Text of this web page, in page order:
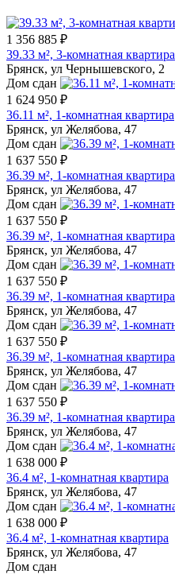
1 356 885 ₽
39.33 м², 3-комнатная квартира
Брянск, ул Чернышевского, 2
Дом сдан
1 624 950 ₽
36.11 м², 1-комнатная квартира
Брянск, ул Желябова, 47
Дом сдан
1 637 550 ₽
36.39 м², 1-комнатная квартира
Брянск, ул Желябова, 47
Дом сдан
1 637 550 ₽
36.39 м², 1-комнатная квартира
Брянск, ул Желябова, 47
Дом сдан
1 637 550 ₽
36.39 м², 1-комнатная квартира
Брянск, ул Желябова, 47
Дом сдан
1 637 550 ₽
36.39 м², 1-комнатная квартира
Брянск, ул Желябова, 47
Дом сдан
1 637 550 ₽
36.39 м², 1-комнатная квартира
Брянск, ул Желябова, 47
Дом сдан
1 638 000 ₽
36.4 м², 1-комнатная квартира
Брянск, ул Желябова, 47
Дом сдан
1 638 000 ₽
36.4 м², 1-комнатная квартира
Брянск, ул Желябова, 47
Дом сдан